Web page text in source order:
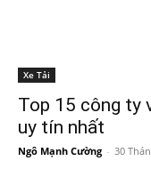
Xe Tải
Top 15 công ty
uy tín nhất
Ngô Mạnh Cường - 30